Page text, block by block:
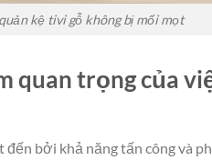
kệ tivi gỗ không bị mối mọt
quan trọng của
bởi khả năng tấn công và